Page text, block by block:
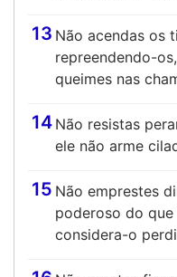
13 Não acendas os
repreendendo-
queimes nas
14 Não resistas
ele não arme
15 Não emprestes
poderoso do que
considera-o